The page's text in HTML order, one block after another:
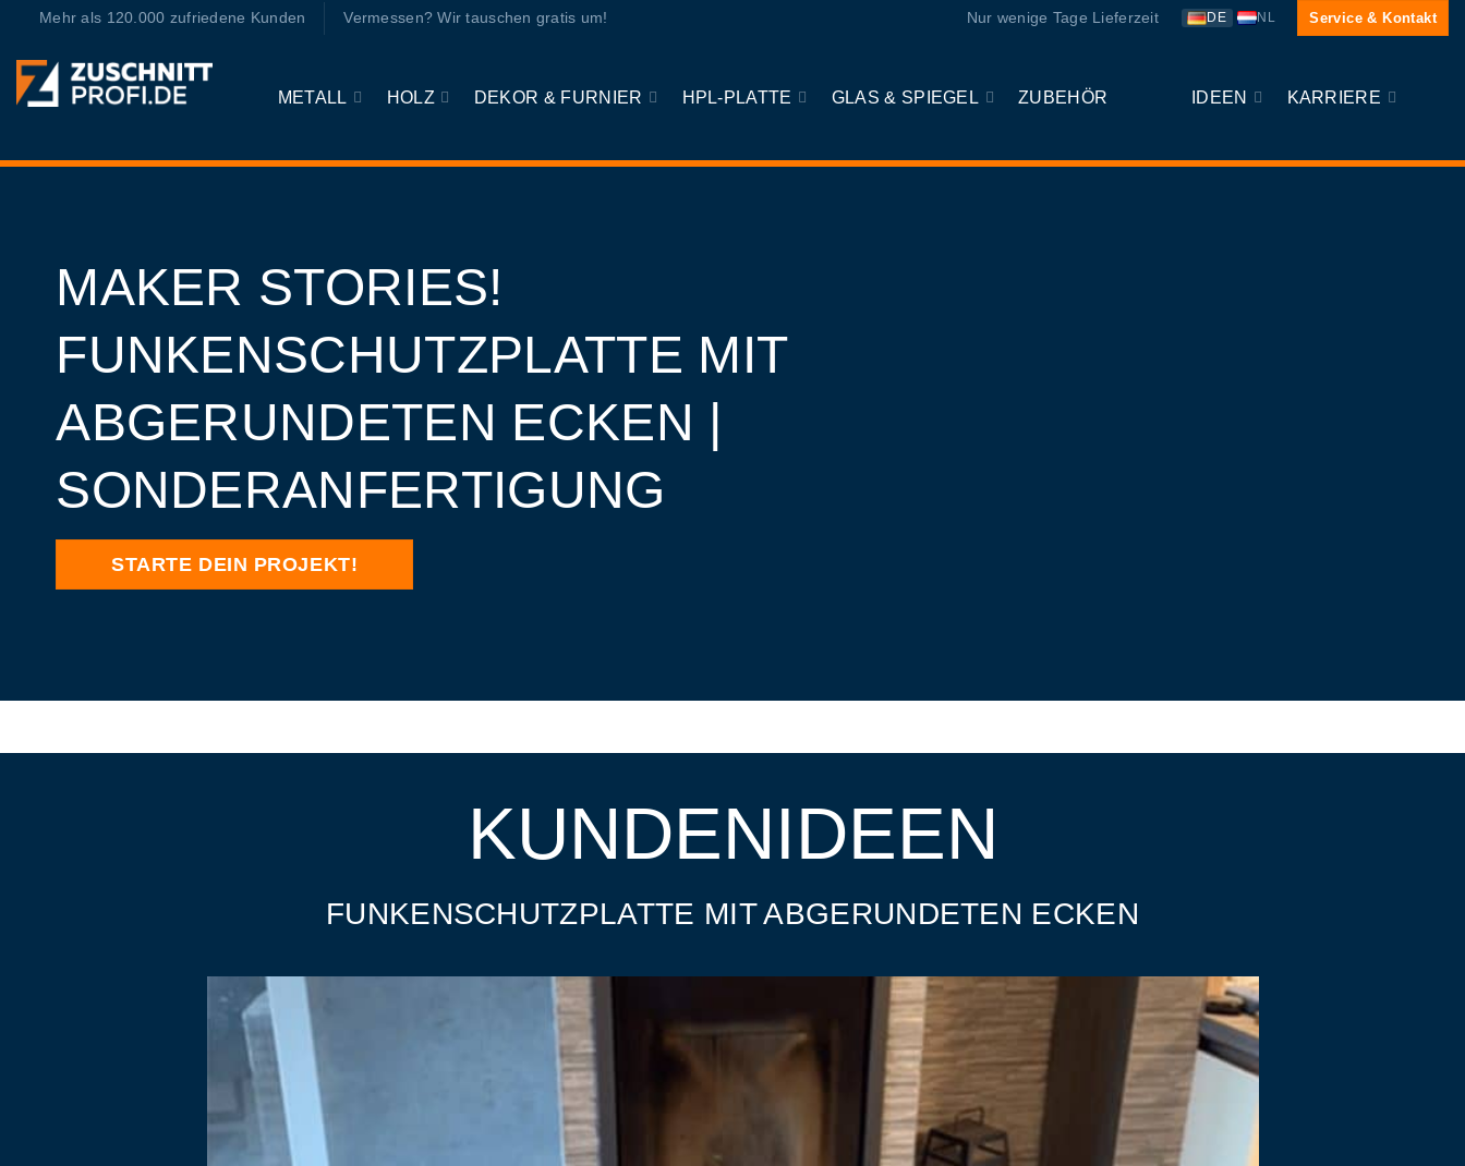
springen
Mehr als 120.000 zufriedene Kunden Vermessen? Wir tauschen gratis um! Nur wenige Tage Lieferzeit DE NL Service & Kontakt
METALL HOLZ DEKOR & FURNIER HPL-PLATTE GLAS & SPIEGEL ZUBEHÖR IDEEN KARRIERE
MAKER STORIES!
FUNKENSCHUTZPLATTE MIT
ABGERUNDETEN ECKEN |
SONDERANFERTIGUNG
STARTE DEIN PROJEKT!
KUNDENIDEEN
FUNKENSCHUTZPLATTE MIT ABGERUNDETEN ECKEN